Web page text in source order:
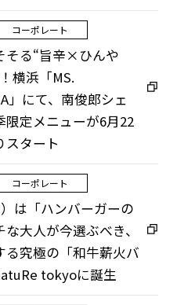
そる“旨辛×ひんや
横浜「MS.
」にて、南俊郎シェ
限定メニューが6月22
スタート
コーポレート
は「ハンバーガーの
大人が今選ぶべき、
る究極の「和牛薪火バ
tokyoに誕生
コーポレート